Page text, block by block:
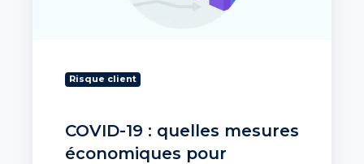
d’entreprises
Risque client
COVID-19 : quelles mesures
économiques pour